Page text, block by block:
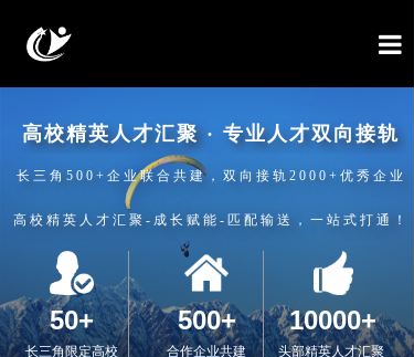
青创平台
人才培养项目
招生政策
高校精英人才汇聚 · 专业人才双向接轨
长三角500+企业联合共建，双向接轨2000+优秀企业
高校精英人才汇聚-成长赋能-匹配输送，一站式打通！
50+
长三角限定高校
500+
合作企业共建
10000+
头部精英人才汇聚